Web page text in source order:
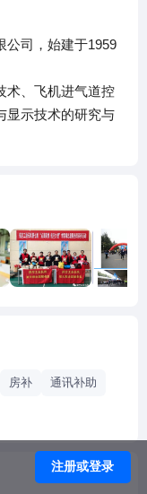
公司，始建于1959
术、飞机进气道控
显示技术的研究与
制装备任务，产
融合、管理高效
企业、江苏省企业
家级博士后科研工
省劳动模范、中央
348亩。职工860余
师达300余人，享受
提供展现智慧和才
房补
通讯补助
注册或登录